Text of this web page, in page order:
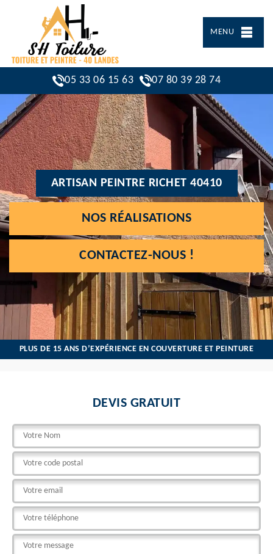
MENU
05 33 06 15 63 07 80 39 28 74
ARTISAN PEINTRE RICHET 40410
NOS RÉALISATIONS
CONTACTEZ-NOUS !
PLUS DE 15 ANS D’EXPÉRIENCE EN COUVERTURE ET PEINTURE
DEVIS GRATUIT